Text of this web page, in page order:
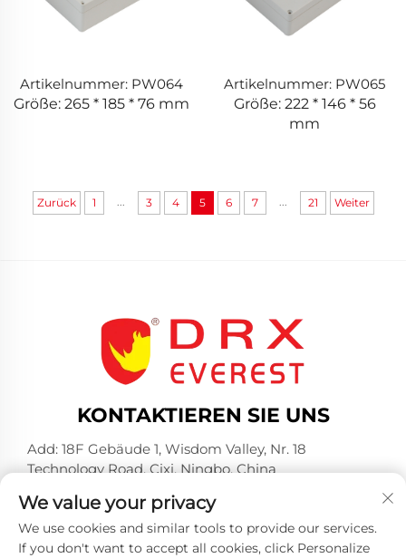
Artikelnummer: PW064
Größe: 265 * 185 * 76 mm
Artikelnummer: PW065
Größe: 222 * 146 * 56
mm
Zurück 1 ... 3 4 5 6 7 ... 21 Weiter
KONTAKTIEREN SIE UNS
Add: 18F Gebäude 1, Wisdom Valley, Nr. 18
Technology Road, Cixi, Ningbo, China
Tel.: +86-574-23660321
E-Mail:[email protected]
We value your privacy
We use cookies and similar tools to provide our services.
If you don't want to accept all cookies, click Personalize